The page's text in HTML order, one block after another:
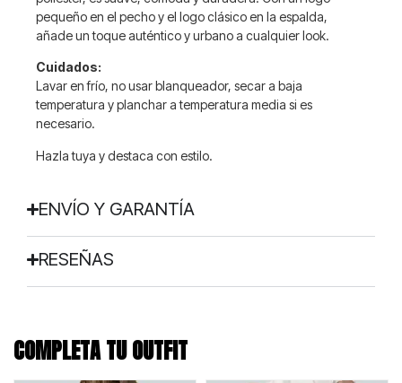
pequeño en el pecho y el logo clásico en la espalda,
añade un toque auténtico y urbano a cualquier look.
Cuidados:
Lavar en frío, no usar blanqueador, secar a baja
temperatura y planchar a temperatura media si es
necesario.
Hazla tuya y destaca con estilo.
ENVÍO Y GARANTÍA
RESEÑAS
COMPLETA TU OUTFIT